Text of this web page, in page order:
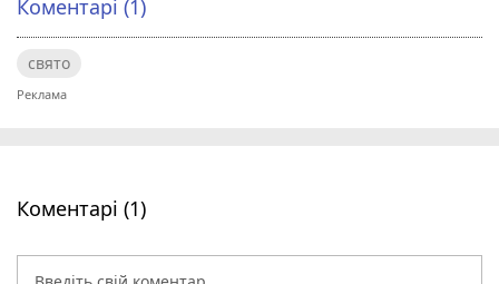
Коментарі (1)
свято
Коментарі (1)